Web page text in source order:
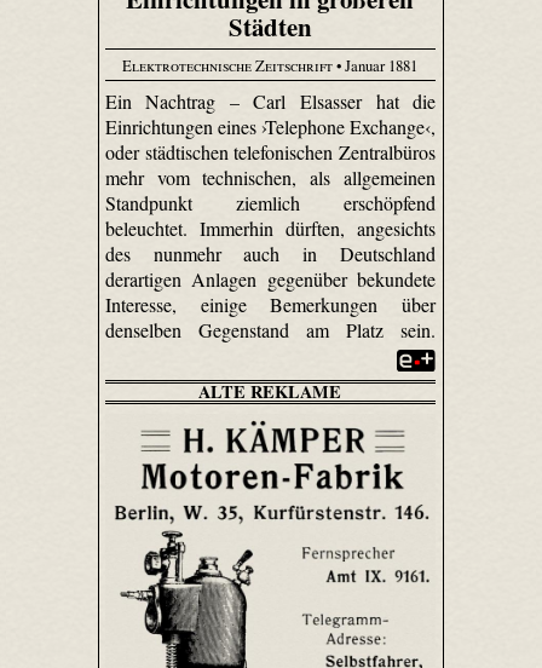
Städten
Elektrotechnische Zeitschrift• Januar 1881
Ein Nachtrag – Carl Elsasser hat die
Einrichtungen eines ›Telephone Exchange‹,
oder städtischen telefonischen Zentralbüros
mehr vom technischen, als allgemeinen
Standpunkt ziemlich erschöpfend
beleuchtet. Immerhin dürften, angesichts
des nunmehr auch in Deutschland
derartigen Anlagen gegenüber bekundete
Interesse, einige Bemerkungen über
denselben Gegenstand am Platz sein.
ALTE REKLAME